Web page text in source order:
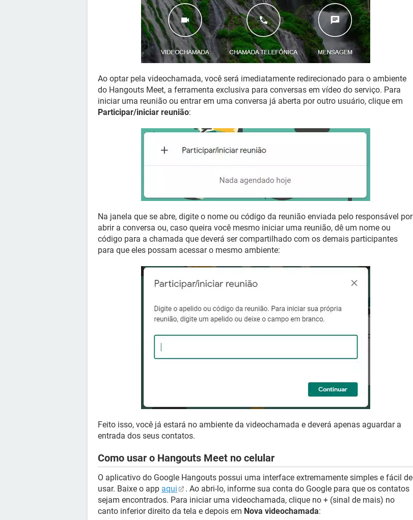
Ao optar pela videochamada, você será imediatamente redirecionado para o ambiente
do Hangouts Meet, a ferramenta exclusiva para conversas em vídeo do serviço. Para
iniciar uma reunião ou entrar em uma conversa já aberta por outro usuário, clique em
Participar/iniciar reunião:
Na janela que se abre, digite o nome ou código da reunião enviada pelo responsável por
abrir a conversa ou, caso queira você mesmo iniciar uma reunião, dê um nome ou
código para a chamada que deverá ser compartilhado com os demais participantes
para que eles possam acessar o mesmo ambiente:
Feito isso, você já estará no ambiente da videochamada e deverá apenas aguardar a
entrada dos seus contatos.
Como usar o Hangouts Meet no celular
O aplicativo do Google Hangouts possui uma interface extremamente simples e fácil de
usar. Baixe o app aqui
. Ao abri-lo, informe sua conta do Google para que os contatos
sejam encontrados. Para iniciar uma videochamada, clique no + (sinal de mais) no
canto inferior direito da tela e depois em Nova videochamada: